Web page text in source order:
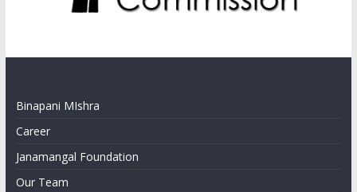
Binapani MIshra
Career
Janamangal Foundation
Our Team